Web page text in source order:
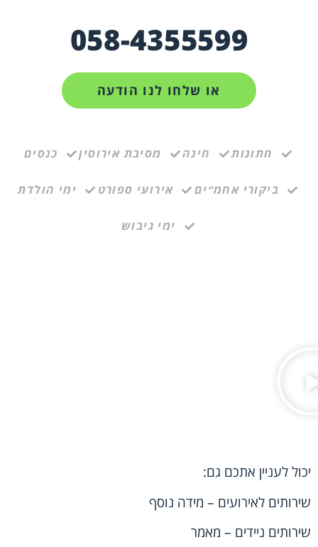
058-4355599
או שלחו לנו הודעה
חתונות חינה מסיבת אירוסין כנסים
ביקורי אחמ״ים אירועי ספורט ימי הולדת
ימי גיבוש
יכול לעניין אתכם גם:
שירותים לאירועים – מידה נוסף
שירותים ניידים – מאמר